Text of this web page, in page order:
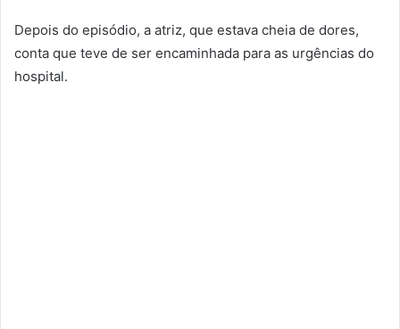
Depois do episódio, a atriz, que estava cheia de dores,
conta que teve de ser encaminhada para as urgências do
hospital.